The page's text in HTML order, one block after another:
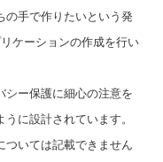
の手で作りたいという発
ケーションの作成を行い
シー保護に細心の注意を
に設計されています。
ついては記載できません